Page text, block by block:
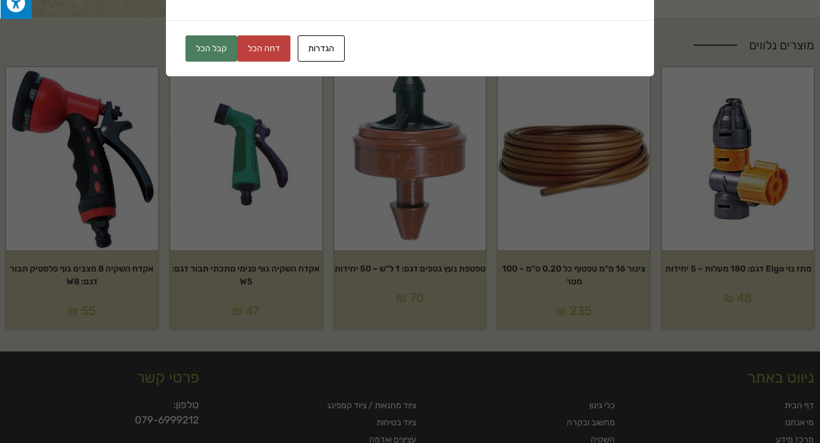
מוצרים נלווים
מתז נוי Elgo דגם: 180 מעלות – 5 יחידות
₪ 48
צינור 16 מ"מ טפטוף כל 0.20 ס"מ – 100
מטר
₪ 235
טפטפת נעץ נטפים דגם: 1 ל"ש – 50 יחידות
₪ 70
אקדח השקיה גוף פנימי מתכתי תבור דגם:
W5
₪ 47
אקדח השקיה 8 מצבים גוף פלסטיק תבור
דגם: W8
₪ 55
ניווט באתר
דף הבית
מי אנחנו
מרכז מידע
כלי גינון
מחשוב ובקרה
השקיה
ציוד מחנאות / ציוד קמפינג
ציוד בטיחות
עציצים ואדמה
פרטי קשר
טלפון:
079-6999212
הגדרות דחה הכל קבל הכל